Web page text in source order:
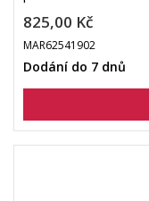
825,00 Kč
MAR62541902
Dodání do 7 dnů